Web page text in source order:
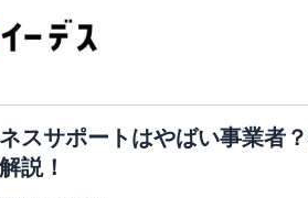
スサポートはやばい事業者
説！